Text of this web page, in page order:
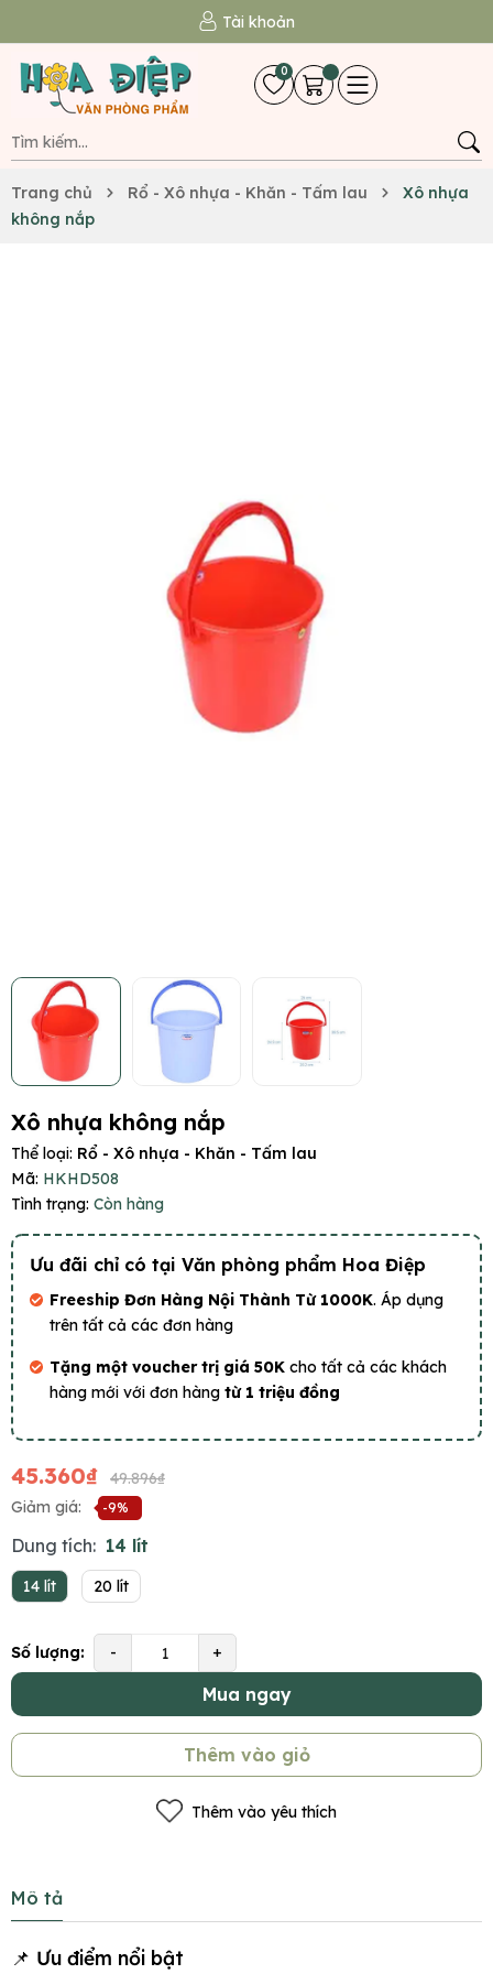
Tài khoản
0
Trang chủ Rổ - Xô nhựa - Khăn - Tấm lau
Xô nhựa
không nắp
Xô nhựa không nắp
Thể loại: Rổ - Xô nhựa - Khăn - Tấm lau
Mã: HKHD508
Tình trạng: Còn hàng
Ưu đãi chỉ có tại Văn phòng phẩm Hoa Điệp
Freeship Đơn Hàng Nội Thành Từ 1000K. Áp dụng
trên tất cả các đơn hàng
Tặng một voucher trị giá 50K cho tất cả các khách
hàng mới với đơn hàng từ 1 triệu đồng
45.360₫
49.896₫
Giảm giá:
-9%
Dung tích: 14 lít
14 lít 20 lít
Số lượng: - +
Mua ngay
Thêm vào giỏ
Thêm vào yêu thích
Mô tả
📌 Ưu điểm nổi bật